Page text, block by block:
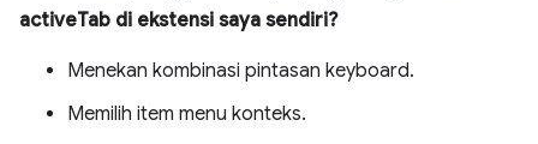
activeTab di ekstensi saya sendiri?
Menekan kombinasi pintasan keyboard.
Memilih item menu konteks.